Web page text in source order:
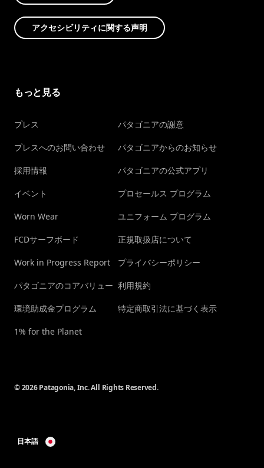
アクセシビリティに関する声明
もっと見る
プレス
プレスへのお問い合わせ
採用情報
イベント
Worn Wear
FCDサーフボード
Work in Progress Report
パタゴニアのコアバリュー
環境助成金プログラム
1% for the Planet
パタゴニアの謝意
パタゴニアからのお知らせ
パタゴニアの公式アプリ
プロセールス プログラム
ユニフォーム プログラム
正規取扱店について
プライバシーポリシー
利用規約
特定商取引法に基づく表示
© 2026 Patagonia, Inc. All Rights Reserved.
日本語